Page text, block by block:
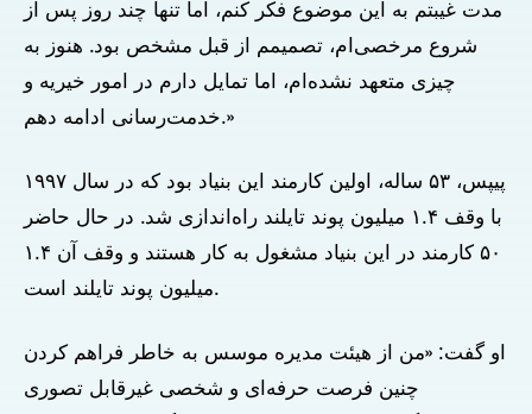
مدت غیبتم به این موضوع فکر کنم، اما تنها چند روز پس از
شروع مرخصی‌ام، تصمیمم از قبل مشخص بود. هنوز به
چیزی متعهد نشده‌ام، اما تمایل دارم در امور خیریه و
خدمت‌رسانی ادامه دهم.»
پیپس، ۵۳ ساله، اولین کارمند این بنیاد بود که در سال ۱۹۹۷
با وقف ۱.۴ میلیون پوند تایلند راه‌اندازی شد. در حال حاضر
۵۰ کارمند در این بنیاد مشغول به کار هستند و وقف آن ۱.۴
میلیون پوند تایلند است.
او گفت: «من از هیئت مدیره موسس به خاطر فراهم کردن
چنین فرصت حرفه‌ای و شخصی غیرقابل تصوری